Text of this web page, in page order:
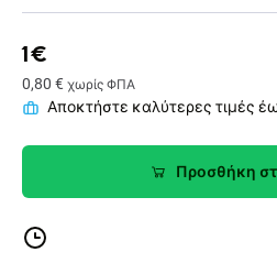
1 €
0,80 € χωρίς ΦΠΑ
Αποκτήστε καλύτερες τιμές
Προσθήκη